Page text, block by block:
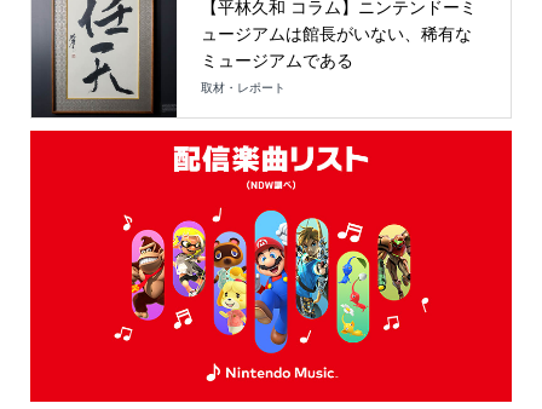
【平林久和 コラム】ニンテンドーミ
ュージアムは館長がいない、稀有な
ミュージアムである
取材・レポート